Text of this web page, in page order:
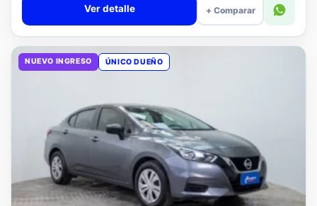
+ Comparar
NUEVO INGRESO